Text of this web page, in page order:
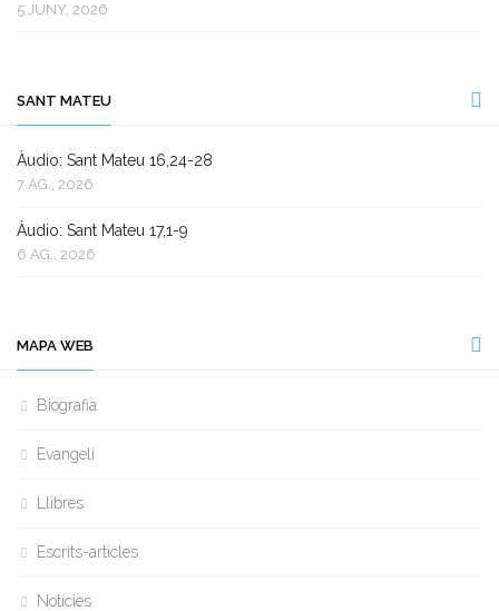
5 JUNY, 2026
SANT MATEU
Àudio: Sant Mateu 16,24-28
7 AG., 2026
Àudio: Sant Mateu 17,1-9
6 AG., 2026
MAPA WEB
Biografia
Evangeli
Llibres
Escrits-articles
Notícies